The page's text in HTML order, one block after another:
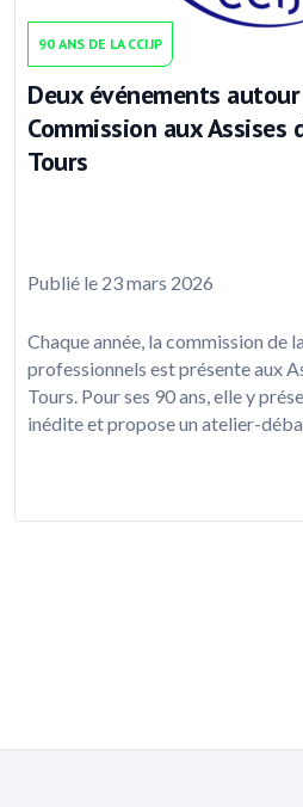
90 ANS DE LA CCIJP
Deux événements
Commission aux Assises
Tours
Publié le 23 mars 2026
Chaque année, la commission de
professionnels est présente aux
Tours. Pour ses 90 ans, elle y
inédite et propose un atelier-